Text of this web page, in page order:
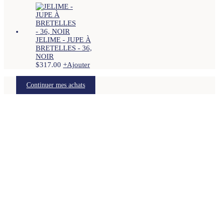
JELIME - JUPE À
BRETELLES - 36,
NOIR
$317.00 +Ajouter
Continuer mes achats